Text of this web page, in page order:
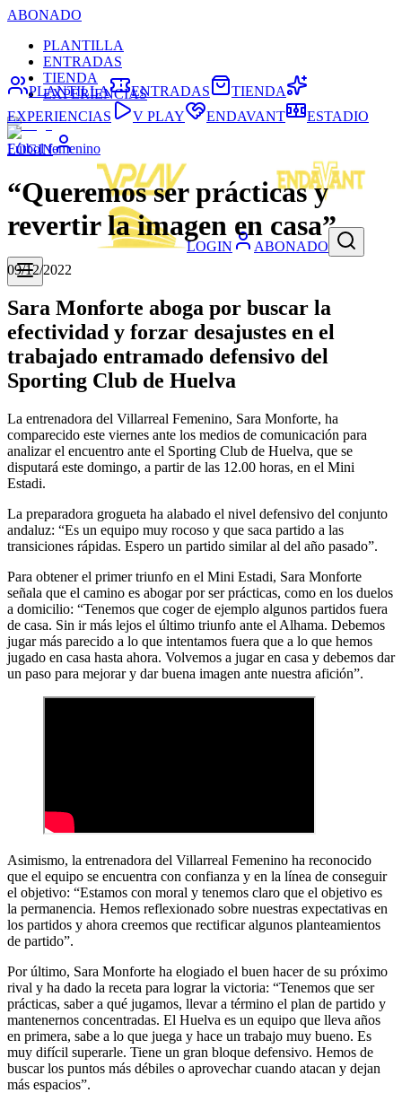
ABONADO
PLANTILLA
ENTRADAS
TIENDA
EXPERIENCIAS
LOGIN
LOGIN ABONADO
PLANTILLA ENTRADAS
TIENDA
EXPERIENCIAS
V PLAY ENDAVANT ESTADIO
Fútbol femenino
“Queremos ser prácticas y
revertir la imagen en casa”
09/12/2022
Sara Monforte aboga por buscar la
efectividad y forzar desajustes en el
trabajado entramado defensivo del
Sporting Club de Huelva
La entrenadora del Villarreal Femenino, Sara Monforte, ha
comparecido este viernes ante los medios de comunicación para
analizar el encuentro ante el Sporting Club de Huelva, que se
disputará este domingo, a partir de las 12.00 horas, en el Mini
Estadi.
La preparadora grogueta ha alabado el nivel defensivo del conjunto
andaluz: “Es un equipo muy rocoso y que saca partido a las
transiciones rápidas. Espero un partido similar al del año pasado”.
Para obtener el primer triunfo en el Mini Estadi, Sara Monforte
señala que el camino es abogar por ser prácticas, como en los duelos
a domicilio: “Tenemos que coger de ejemplo algunos partidos fuera
de casa. Sin ir más lejos el último triunfo ante el Alhama. Debemos
jugar más parecido a lo que intentamos fuera que a lo que hemos
jugado en casa hasta ahora. Volvemos a jugar en casa y debemos dar
un paso para mejorar y dar buena imagen ante nuestra afición”.
Asimismo, la entrenadora del Villarreal Femenino ha reconocido
que el equipo se encuentra con confianza y en la línea de conseguir
el objetivo: “Estamos con moral y tenemos claro que el objetivo es
la permanencia. Hemos reflexionado sobre nuestras expectativas en
los partidos y ahora creemos que rectificar algunos planteamientos
de partido”.
Por último, Sara Monforte ha elogiado el buen hacer de su próximo
rival y ha dado la receta para lograr la victoria: “Tenemos que ser
prácticas, saber a qué jugamos, llevar a término el plan de partido y
mantenernos concentradas. El Huelva es un equipo que lleva años
en primera, sabe a lo que juega y hace un trabajo muy bueno. Es
muy difícil superarle. Tiene un gran bloque defensivo. Hemos de
buscar los puntos más débiles o aprovechar cuando atacan y dejan
más espacios”.